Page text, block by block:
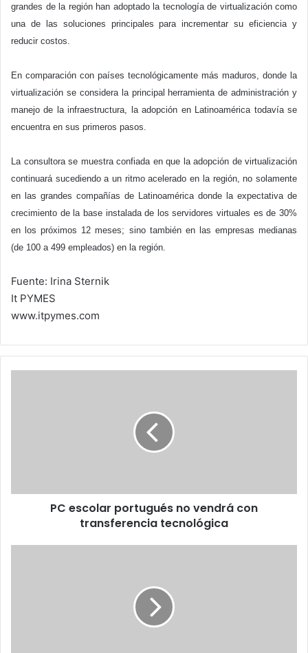
grandes de la región han adoptado la tecnología de virtualización como
una de las soluciones principales para incrementar su eficiencia y
reducir costos.
En comparación con países tecnológicamente más maduros, donde la
virtualización se considera la principal herramienta de administración y
manejo de la infraestructura, la adopción en Latinoamérica todavía se
encuentra en sus primeros pasos.
La consultora se muestra confiada en que la adopción de virtualización
continuará sucediendo a un ritmo acelerado en la región, no solamente
en las grandes compañías de Latinoamérica donde la expectativa de
crecimiento de la base instalada de los servidores virtuales es de 30%
en los próximos 12 meses; sino también en las empresas medianas
(de 100 a 499 empleados) en la región.
Fuente: Irina Sternik
It PYMES
www.itpymes.com
PC escolar portugués no vendrá con
transferencia tecnológica